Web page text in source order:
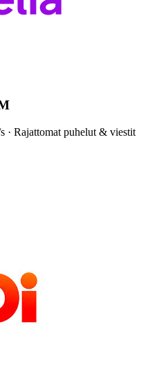
· Rajattomat puhelut & viestit